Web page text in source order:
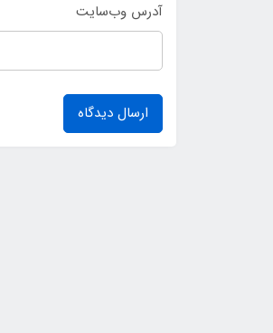
آدرس وب‌سایت
ارسال دیدگاه